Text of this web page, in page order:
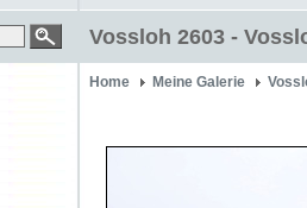
Vossloh 2603 -
Home Meine Galerie